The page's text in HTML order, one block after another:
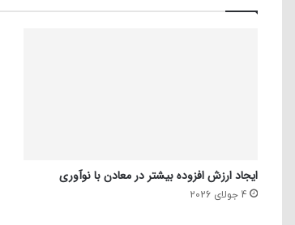
ایجاد ارزش افزوده بیشتر در معادن با نوآوری
4 جولای 2026